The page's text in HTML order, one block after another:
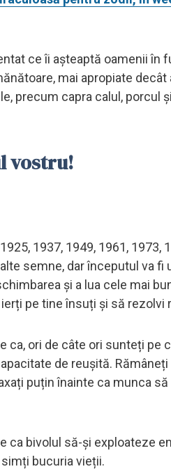
ce îi așteaptă oamenii
mai apropiate
precum capra calul, porcul
vostru!
1937, 1949, 1961,
semne, dar începutul va fi
și a lua cele mai
pe tine însuți și să
ca, ori de câte ori sunteți pe
de reușită.
puțin înainte ca munca
bivolul să-și exploateze
bucuria vieții.